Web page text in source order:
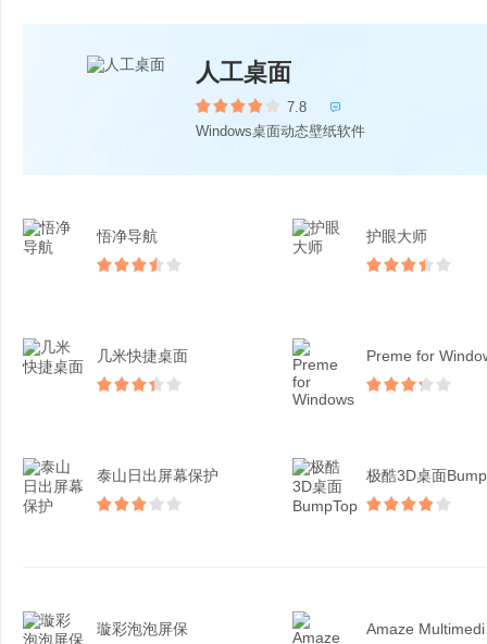
人工桌面
7.8 
Windows桌面动态壁纸软件
悟净导航 护眼大师
几米快捷桌面 Preme for
泰山日出屏幕保护
璇彩泡泡屏保